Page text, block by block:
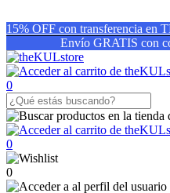
15% OFF con transferencia
Envío GRATIS con
0
0
0